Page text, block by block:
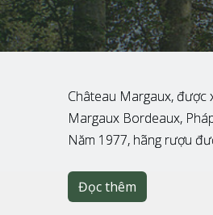
Château Margaux, được
Margaux Bordeaux,
Năm 1977, hãng rượu
Đọc thêm